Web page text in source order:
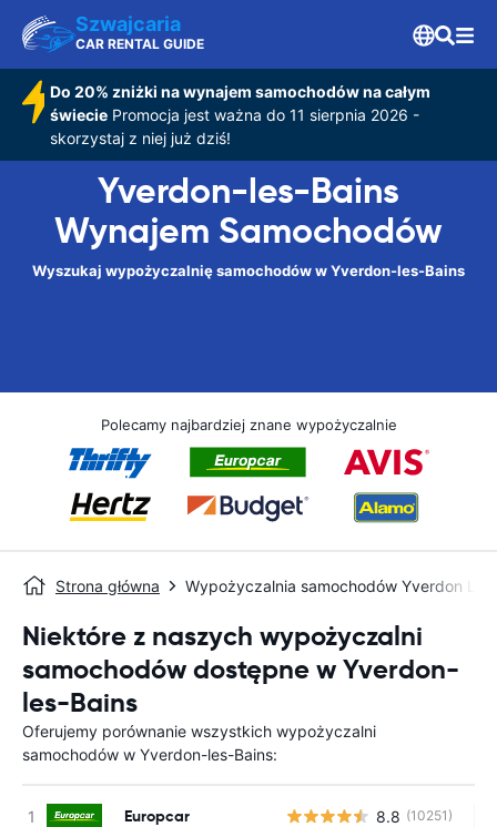
Szwajcaria
CAR RENTAL GUIDE
Do 20% zniżki na wynajem samochodów na całym
świeciePromocja jest ważna do 11 sierpnia 2026 -
skorzystaj z niej już dziś!
Yverdon-les-Bains
Wynajem Samochodów
Wyszukaj wypożyczalnię samochodów w Yverdon-les-Bains
Polecamy najbardziej znane wypożyczalnie
Strona główna Wypożyczalnia samochodów Yverdon Les
Niektóre z naszych wypożyczalni
samochodów dostępne w Yverdon-
les-Bains
Oferujemy porównanie wszystkich wypożyczalni
samochodów w Yverdon-les-Bains:
Europcar 8.8 (10251)